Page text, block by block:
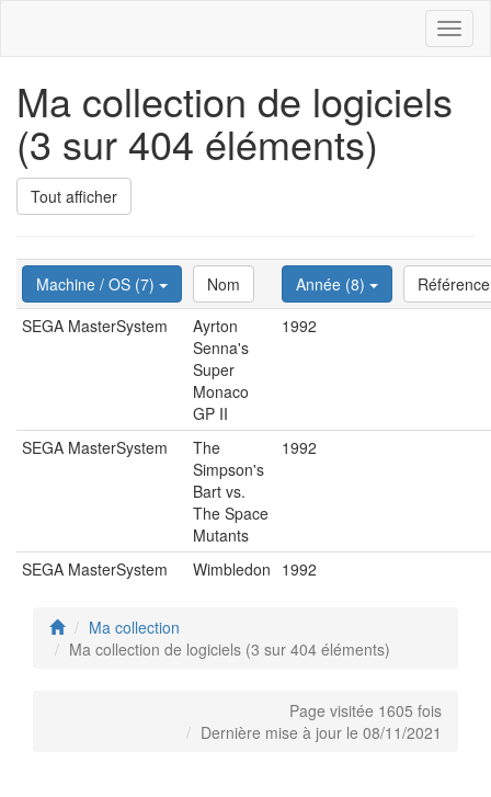
Ma collection de logiciels
(3 sur 404 éléments)
Tout afficher
Machine / OS (7) Nom Année (8)
Référence
SEGA MasterSystem
Ayrton
Senna's
Super
Monaco
GP II
1992
SEGA MasterSystem
The
Simpson's
Bart vs.
The Space
Mutants
1992
SEGA MasterSystem Wimbledon 1992
Ma collection
Ma collection de logiciels (3 sur 404 éléments)
Page visitée 1605 fois
Dernière mise à jour le 08/11/2021